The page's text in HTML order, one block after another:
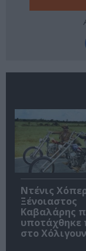
Ντένις
Ξένοιαστος
Καβαλάρης
υποτάχθηκε
στο